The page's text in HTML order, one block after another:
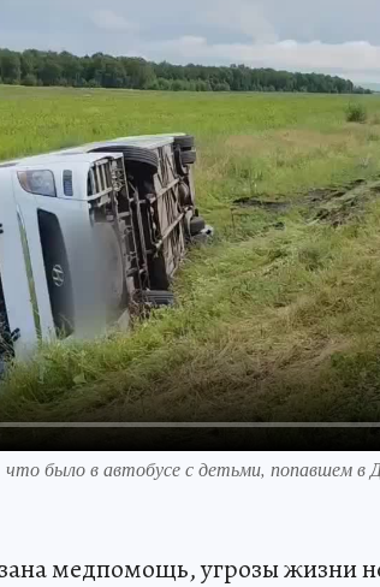
что было в автобусе с детьми, попавшем в
медпомощь, угрозы жизни